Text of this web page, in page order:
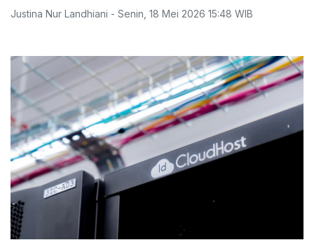
Justina Nur Landhiani - Senin 18 Mei 2026 15:48 WIB